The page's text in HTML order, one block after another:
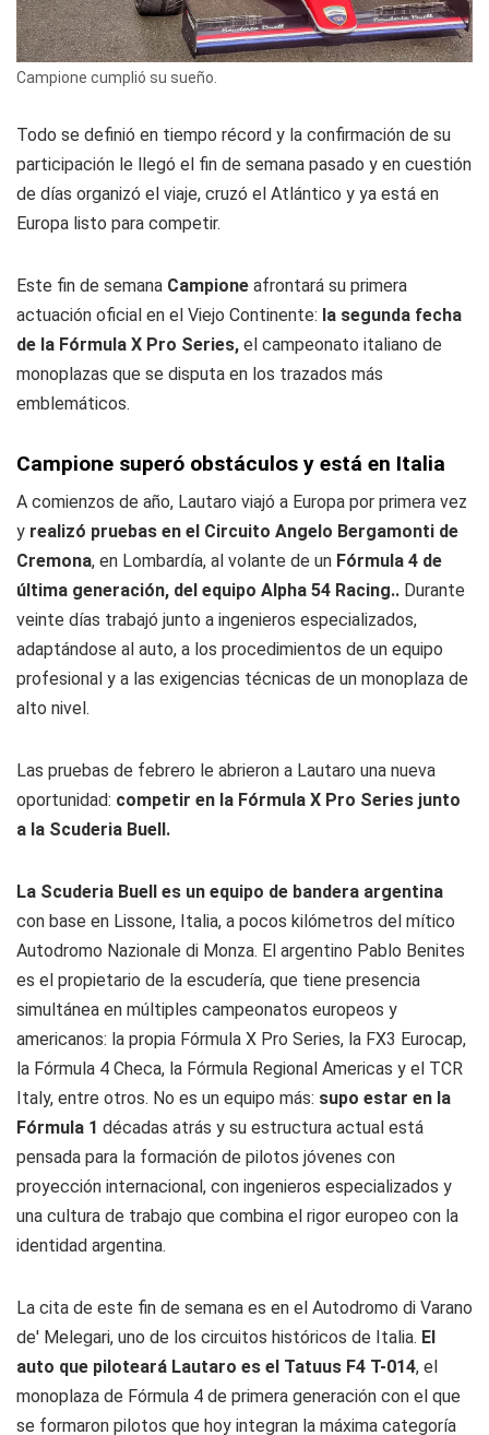
Campione cumplió su sueño.
Todo se definió en tiempo récord y la confirmación de su
participación le llegó el fin de semana pasado y en cuestión
de días organizó el viaje, cruzó el Atlántico y ya está en
Europa listo para competir.
Este fin de semana Campione afrontará su primera
actuación oficial en el Viejo Continente: la segunda fecha
de la Fórmula X Pro Series, el campeonato italiano de
monoplazas que se disputa en los trazados más
emblemáticos.
Campione superó obstáculos y está en Italia
A comienzos de año, Lautaro viajó a Europa por primera vez
y realizó pruebas en el Circuito Angelo Bergamonti de
Cremona, en Lombardía, al volante de un Fórmula 4 de
última generación, del equipo Alpha 54 Racing.. Durante
veinte días trabajó junto a ingenieros especializados,
adaptándose al auto, a los procedimientos de un equipo
profesional y a las exigencias técnicas de un monoplaza de
alto nivel.
Las pruebas de febrero le abrieron a Lautaro una nueva
oportunidad: competir en la Fórmula X Pro Series junto
a la Scuderia Buell.
La Scuderia Buell es un equipo de bandera argentina
con base en Lissone, Italia, a pocos kilómetros del mítico
Autodromo Nazionale di Monza. El argentino Pablo Benites
es el propietario de la escudería, que tiene presencia
simultánea en múltiples campeonatos europeos y
americanos: la propia Fórmula X Pro Series, la FX3 Eurocap,
la Fórmula 4 Checa, la Fórmula Regional Americas y el TCR
Italy, entre otros. No es un equipo más: supo estar en la
Fórmula 1 décadas atrás y su estructura actual está
pensada para la formación de pilotos jóvenes con
proyección internacional, con ingenieros especializados y
una cultura de trabajo que combina el rigor europeo con la
identidad argentina.
La cita de este fin de semana es en el Autodromo di Varano
de' Melegari, uno de los circuitos históricos de Italia. El
auto que piloteará Lautaro es el Tatuus F4 T-014, el
monoplaza de Fórmula 4 de primera generación con el que
se formaron pilotos que hoy integran la máxima categoría